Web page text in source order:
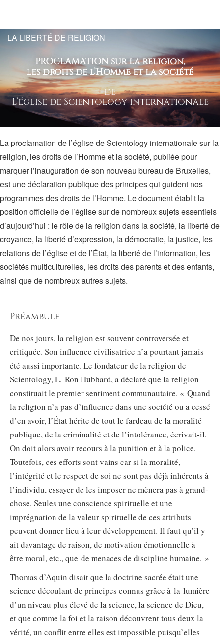
LA LIBERTÉ DE RELIGION
PROCLAMATION sur la religion,
les droits de l’Homme et la société
de
L’église de Scientology internationale
La proclamation de l’église de Scientology internationale sur la
religion, les droits de l’Homme et la société, publiée pour
marquer l’inauguration de son nouveau bureau de Bruxelles,
est une déclaration publique des principes qui guident nos
programmes des droits de l’Homme. Le document établit la
position officielle de l’église sur de nombreux sujets essentiels
d’aujourd’hui : le rôle de la religion dans la société, la liberté de
croyance, la liberté d’expression, la démocratie, la justice, les
relations de l’église et de l’État, la liberté de l’information, les
sociétés multiculturelles, les droits des parents et des enfants,
ainsi que de nombreux autres sujets.
Préambule
De nos jours, la religion est souvent controversée et
critiquée. Son influence civilisatrice n’a pourtant jamais
été aussi importante. Le fondateur de la religion de
Scientology, L. Ron Hubbard, a déclaré que la religion
constituait le premier sentiment communautaire. « Quand
la religion n’a pas d’influence dans une société ou a cessé
d’en avoir, l’État hérite de tout le fardeau de la moralité
publique, de la criminalité et de l’intolérance, écrivait-il.
On doit alors avoir recours à la punition et à la police.
Toutefois, ces efforts sont vains car si la moralité,
l’intégrité et le respect de soi ne sont pas déjà inhérents à
l’individu, essayer de les imposer ne mènera pas à grand-
chose. Seules une conscience spirituelle et une
imprégnation de la valeur spirituelle de ces attributs
peuvent donner lieu à leur développement. Il faut qu’il y
ait davantage de raison, de motivation émotionnelle à
être moral, etc., que de menaces de discipline humaine. »
Thomas d’Aquin disait que la doctrine sacrée était une
science découlant de principes connus grâce à la lumière
d’un niveau plus élevé de la science, la science de Dieu,
et que comme la foi et la raison découvrent tous deux la
vérité, un conflit entre elles est impossible puisqu’elles